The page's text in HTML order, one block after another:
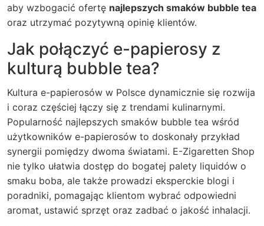
aby wzbogacić ofertę najlepszych smaków bubble tea
oraz utrzymać pozytywną opinię klientów.
Jak połączyć e-papierosy z
kulturą bubble tea?
Kultura e-papierosów w Polsce dynamicznie się rozwija
i coraz częściej łączy się z trendami kulinarnymi.
Popularność najlepszych smaków bubble tea wśród
użytkowników e-papierosów to doskonały przykład
synergii pomiędzy dwoma światami. E-Zigaretten Shop
nie tylko ułatwia dostęp do bogatej palety liquidów o
smaku boba, ale także prowadzi eksperckie blogi i
poradniki, pomagając klientom wybrać odpowiedni
aromat, ustawić sprzęt oraz zadbać o jakość inhalacji.